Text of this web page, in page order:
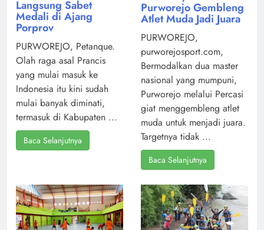
Langsung Sabet
Medali di Ajang
Porprov
PURWOREJO, Petanque.
Olah raga asal Prancis
yang mulai masuk ke
Indonesia itu kini sudah
mulai banyak diminati,
termasuk di Kabupaten ...
Baca Selanjutnya
Purworejo Gembleng
Atlet Muda Jadi Juara
PURWOREJO,
purworejosport.com,
Bermodalkan dua master
nasional yang mumpuni,
Purworejo melalui Percasi
giat menggembleng atlet
muda untuk menjadi juara.
Targetnya tidak ...
Baca Selanjutnya